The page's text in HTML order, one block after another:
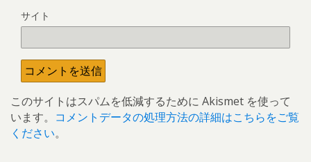
サイト
このサイトはスパムを低減するために Akismet を使って
います。 コメントデータの処理方法の詳細はこちらをご覧
ください。